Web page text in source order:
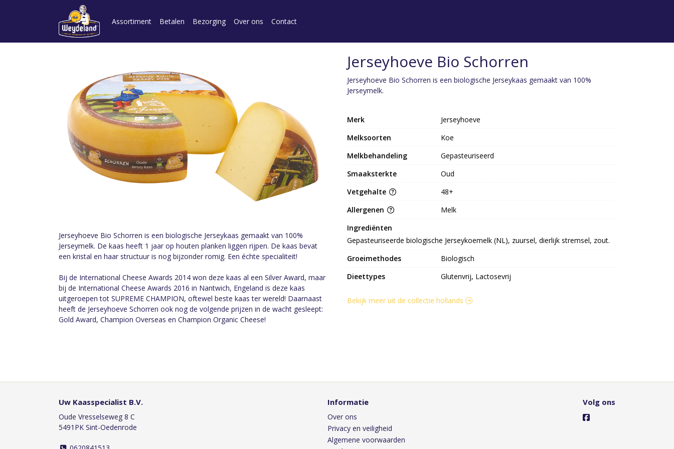
Assortiment Betalen Bezorging Over ons Contact
Jerseyhoeve Bio Schorren is een biologische Jerseykaas gemaakt van 100%
Jerseymelk. De kaas heeft 1 jaar op houten planken liggen rijpen. De kaas bevat
een kristal en haar structuur is nog bijzonder romig. Een échte specialiteit!
Bij de International Cheese Awards 2014 won deze kaas al een Silver Award, maar
bij de International Cheese Awards 2016 in Nantwich, Engeland is deze kaas
uitgeroepen tot SUPREME CHAMPION, oftewel beste kaas ter wereld! Daarnaast
heeft de Jerseyhoeve Schorren ook nog de volgende prijzen in de wacht gesleept:
Gold Award, Champion Overseas en Champion Organic Cheese!
Jerseyhoeve Bio Schorren
Jerseyhoeve Bio Schorren is een biologische Jerseykaas gemaakt van 100%
Jerseymelk.
Merk
Jerseyhoeve
Melksoorten
Koe
Melkbehandeling
Gepasteuriseerd
Smaaksterkte
Oud
Vetgehalte
48+
Allergenen
Melk
Ingrediënten
Gepasteuriseerde biologische Jerseykoemelk (NL), zuursel, dierlijk stremsel, zout.
Groeimethodes
Biologisch
Dieettypes
Glutenvrij, Lactosevrij
Bekijk meer uit de collectie hollands
Uw Kaasspecialist B.V.
Oude Vresselseweg 8 C
5491PK Sint-Oedenrode
Informatie
Over ons
Privacy en veiligheid
Algemene voorwaarden
Volg ons